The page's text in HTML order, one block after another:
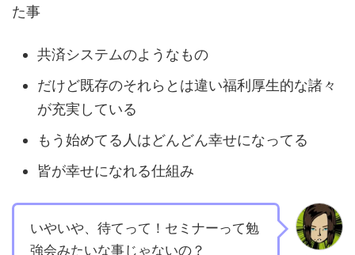
た事
共済システムのようなもの
だけど既存のそれらとは違い福利厚生的な諸々
が充実している
もう始めてる人はどんどん幸せになってる
皆が幸せになれる仕組み
いやいや、待てって！セミナーって勉
強会みたいな事じゃないの？